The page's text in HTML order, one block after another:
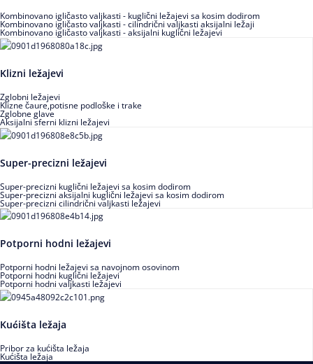
Kombinovano igličasto valjkasti - kuglični ležajevi sa kosim dodirom
Kombinovano igličasto valjkasti - cilindrični valjkasti aksijalni ležaji
Kombinovano igličasto valjkasti - aksijalni kuglični ležajevi
Klizni ležajevi
Zglobni ležajevi
Klizne čaure,potisne podloške i trake
Zglobne glave
Aksijalni sferni klizni ležajevi
Super-precizni ležajevi
Super-precizni kuglični ležajevi sa kosim dodirom
Super-precizni aksijalni kuglični ležajevi sa kosim dodirom
Super-precizni cilindrični valjkasti ležajevi
Potporni hodni ležajevi
Potporni hodni ležajevi sa navojnom osovinom
Potporni hodni kuglični ležajevi
Potporni hodni valjkasti ležajevi
Kućišta ležaja
Pribor za kućišta ležaja
Kućišta ležaja